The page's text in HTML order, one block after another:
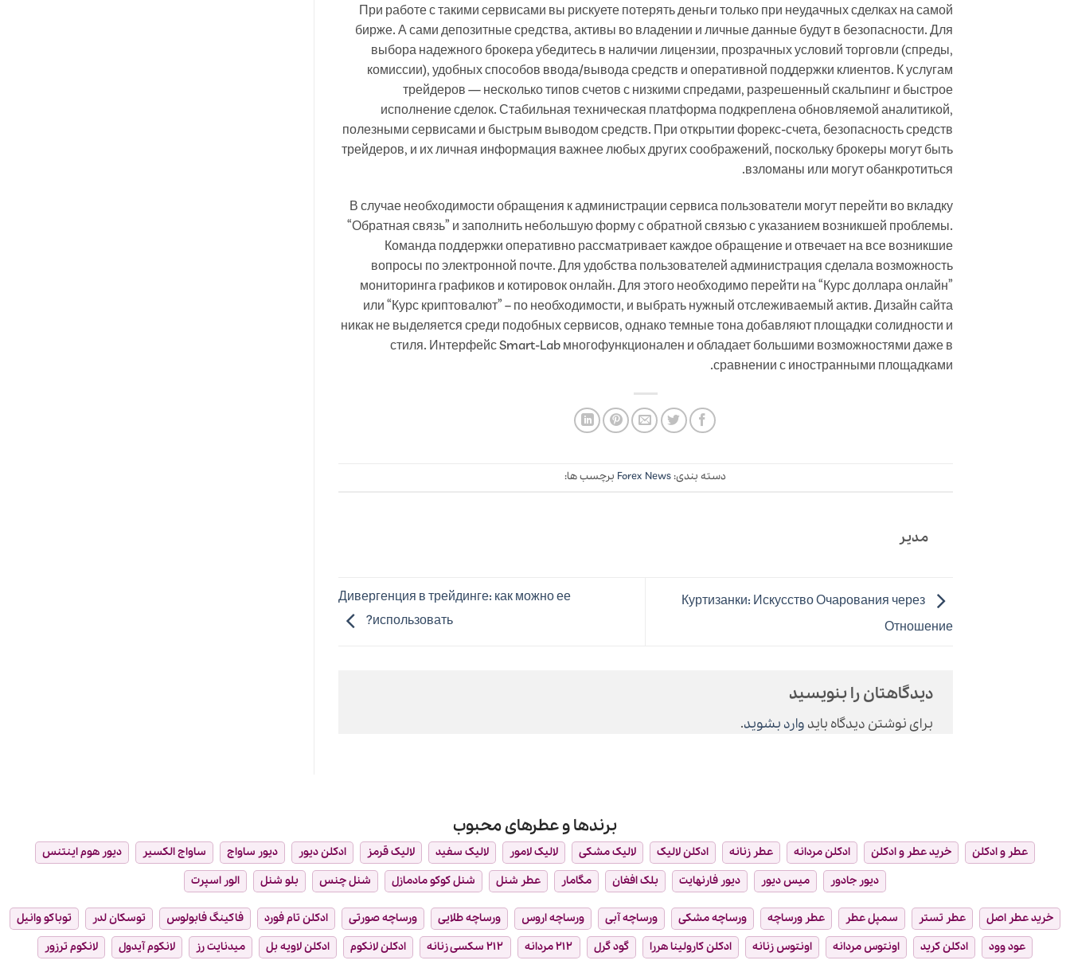
При работе с такими сервисами вы рискуете потерять деньги только при неудачных сделках на самой
бирже. А сами депозитные средства, активы во владении и личные данные будут в безопасности. Для
выбора надежного брокера убедитесь в наличии лицензии, прозрачных условий торговли (спреды,
комиссии), удобных способов ввода/вывода средств и оперативной поддержки клиентов. К услугам
трейдеров — несколько типов счетов с низкими спредами, разрешенный скальпинг и быстрое
исполнение сделок. Стабильная техническая платформа подкреплена обновляемой аналитикой,
полезными сервисами и быстрым выводом средств. При открытии форекс-счета, безопасность средств
трейдеров, и их личная информация важнее любых других соображений, поскольку брокеры могут быть
взломаны или могут обанкротиться.
В случае необходимости обращения к администрации сервиса пользователи могут перейти во вкладку
“Обратная связь” и заполнить небольшую форму с обратной связью с указанием возникшей проблемы.
Команда поддержки оперативно рассматривает каждое обращение и отвечает на все возникшие
вопросы по электронной почте. Для удобства пользователей администрация сделала возможность
мониторинга графиков и котировок онлайн. Для этого необходимо перейти на “Курс доллара онлайн”
или “Курс криптовалют” – по необходимости, и выбрать нужный отслеживаемый актив. Дизайн сайта
никак не выделяется среди подобных сервисов, однако темные тона добавляют площадки солидности и
стиля. Интерфейс Smart-Lab многофункционален и обладает большими возможностями даже в
сравнении с иностранными площадками.
دسته بندی:Forex News برچسب ها:
مدیر
Куртизанки: Искусство Очарования через
Отношение
Дивергенция в трейдинге: как можно ее
использовать?
دیدگاهتان را بنویسید
برای نوشتن دیدگاه باید وارد بشوید.
برندها و عطرهای محبوب
عطر و ادکلن خرید عطر و ادکلن ادکلن مردانه عطر زنانه ادکلن لالیک لالیک مشکی لالیک لامور لالیک سفید لالیک قرمز ادکلن دیور دیور ساواج ساواج الکسیر
دیور هوم اینتنس
دیور جادور
میس دیور دیور فارنهایت بلک افغان مگامار عطر شنل شنل کوکو مادمازل شنل چنس بلو شنل الور اسپرت
خرید عطر اصل عطر تستر سمپل عطر عطر ورساچه ورساچه مشکی ورساچه آبی ورساچه اروس ورساچه طلایی ورساچه صورتی ادکلن تام فورد فاکینگ فابولوس توسکان لدر
توباکو وانیل
عود وود
ادکلن کرید اونتوس مردانه اونتوس زنانه ادکلن کارولینا هررا گود گرل ۲۱۲ مردانه ۲۱۲ سکسی زنانه ادکلن لانکوم ادکلن لاویه بل میدنایت رز لانکوم آیدول لانکوم ترزور